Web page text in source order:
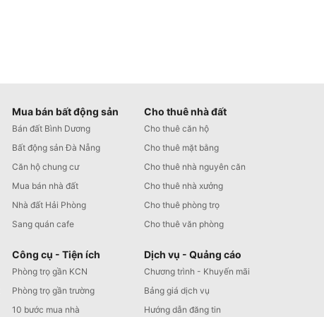
Mua bán bất động sản
Bán đất Bình Dương
Bất động sản Đà Nẵng
Căn hộ chung cư
Mua bán nhà đất
Nhà đất Hải Phòng
Sang quán cafe
Cho thuê nhà đất
Cho thuê căn hộ
Cho thuê mặt bằng
Cho thuê nhà nguyên căn
Cho thuê nhà xưởng
Cho thuê phòng trọ
Cho thuê văn phòng
Công cụ - Tiện ích
Phòng trọ gần KCN
Phòng trọ gần trường
10 bước mua nhà
Dịch vụ - Quảng cáo
Chương trình - Khuyến mãi
Bảng giá dịch vụ
Hướng dẫn đăng tin